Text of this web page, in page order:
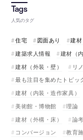
人気のタグ
住宅 図面あり 建材
建築求人情報
建材（
建材（外装・壁）
リ
最も注目を集めたトピッ
建材（内装・造作家具）
美術館・博物館
理論
建材（外構・床）
論考
コンバージョン
教育